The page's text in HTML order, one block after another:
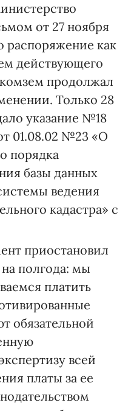
от 27 ноября
распоряжение как
действующего
продолжал
Только 28
указание №18
01.08.02 №23 «О
порядка
базы данных
ведения
кадастра» с
приостановил
на полгода: мы
платить
обязательной
всей
платы за ее